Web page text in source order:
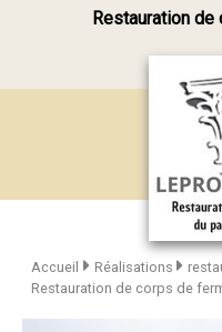
Restauration
Accueil Réalisations
Restauration de corps de